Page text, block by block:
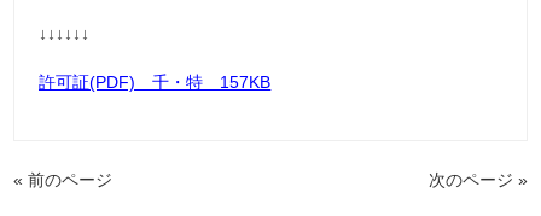
↓↓↓↓↓↓
許可証(PDF) 千・特 157KB
« 前のページ 次のページ »